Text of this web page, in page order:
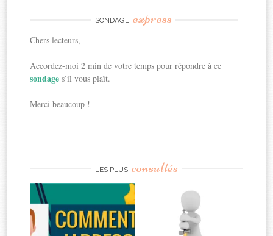
SONDAGE express
Chers lecteurs,
Accordez-moi 2 min de votre temps pour répondre à ce
sondages’il vous plaît.
Merci beaucoup !
LES PLUS consultés